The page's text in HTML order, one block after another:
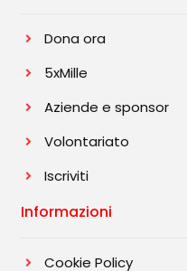
Dona ora
5xMille
Aziende e sponsor
Volontariato
Iscriviti
Informazioni
Cookie Policy